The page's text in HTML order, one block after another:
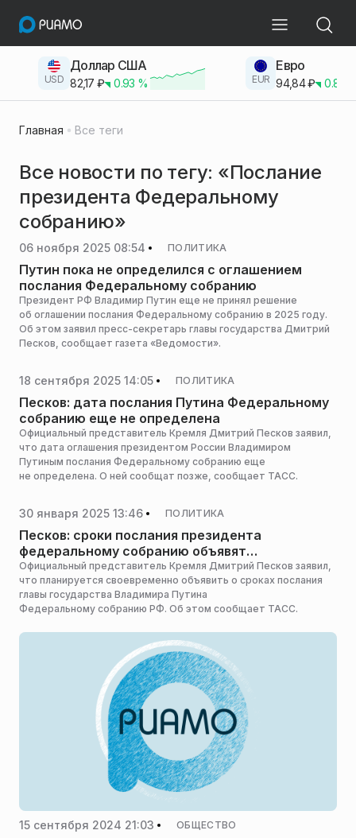
USD
Доллар США
82,17 ₽ 0.93 % EUR
Евро
94,84₽ 0.83
Главная Все теги
Все новости по тегу: «Послание
президента Федеральному
собранию»
06 ноября 2025 08:54 ПОЛИТИКА
Путин пока не определился с оглашением
послания Федеральному собранию
Президент РФ Владимир Путин еще не принял решение
об оглашении послания Федеральному собранию в 2025 году.
Об этом заявил пресс-секретарь главы государства Дмитрий
Песков, сообщает газета «Ведомости».
18 сентября 2025 14:05 ПОЛИТИКА
Песков: дата послания Путина Федеральному
собранию еще не определена
Официальный представитель Кремля Дмитрий Песков заявил,
что дата оглашения президентом России Владимиром
Путиным послания Федеральному собранию еще
не определена. О ней сообщат позже, сообщает ТАСС.
30 января 2025 13:46 ПОЛИТИКА
Песков: сроки послания президента
федеральному собранию объявят
своевременно
Официальный представитель Кремля Дмитрий Песков заявил,
что планируется своевременно объявить о сроках послания
главы государства Владимира Путина
Федеральному собранию РФ. Об этом сообщает ТАСС.
15 сентября 2024 21:03 ОБЩЕСТВО